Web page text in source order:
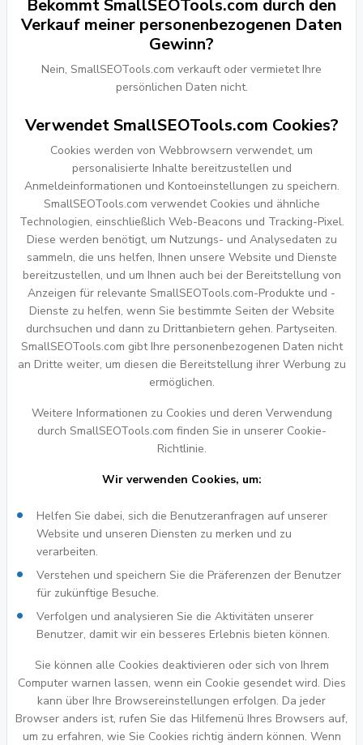
Bekommt SmallSEOTools.com durch den
Verkauf meiner personenbezogenen Daten
Gewinn?
Nein, SmallSEOTools.com verkauft oder vermietet Ihre
persönlichen Daten nicht.
Verwendet SmallSEOTools.com Cookies?
Cookies werden von Webbrowsern verwendet, um
personalisierte Inhalte bereitzustellen und
Anmeldeinformationen und Kontoeinstellungen zu speichern.
SmallSEOTools.com verwendet Cookies und ähnliche
Technologien, einschließlich Web-Beacons und Tracking-Pixel.
Diese werden benötigt, um Nutzungs- und Analysedaten zu
sammeln, die uns helfen, Ihnen unsere Website und Dienste
bereitzustellen, und um Ihnen auch bei der Bereitstellung von
Anzeigen für relevante SmallSEOTools.com-Produkte und -
Dienste zu helfen, wenn Sie bestimmte Seiten der Website
durchsuchen und dann zu Drittanbietern gehen. Partyseiten.
SmallSEOTools.com gibt Ihre personenbezogenen Daten nicht
an Dritte weiter, um diesen die Bereitstellung ihrer Werbung zu
ermöglichen.
Weitere Informationen zu Cookies und deren Verwendung
durch SmallSEOTools.com finden Sie in unserer Cookie-
Richtlinie.
Wir verwenden Cookies, um:
Helfen Sie dabei, sich die Benutzeranfragen auf unserer
Website und unseren Diensten zu merken und zu
verarbeiten.
Verstehen und speichern Sie die Präferenzen der Benutzer
für zukünftige Besuche.
Verfolgen und analysieren Sie die Aktivitäten unserer
Benutzer, damit wir ein besseres Erlebnis bieten können.
Sie können alle Cookies deaktivieren oder sich von Ihrem
Computer warnen lassen, wenn ein Cookie gesendet wird. Dies
kann über Ihre Browsereinstellungen erfolgen. Da jeder
Browser anders ist, rufen Sie das Hilfemenü Ihres Browsers auf,
um zu erfahren, wie Sie Cookies richtig ändern können. Wenn